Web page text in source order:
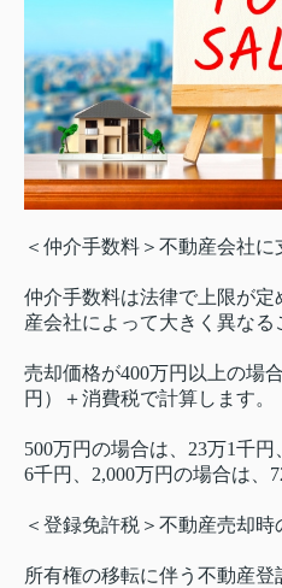
＜仲介手数料＞不動産会社に
仲介手数料は法律で上限が
産会社によって大きく異なる
売却価格が400万円以上の場
円）＋消費税で計算します。
500万円の場合は、23万1千
6千円、2,000万円の場合は、
＜登録免許税＞不動産売却
所有権の移転に伴う不動産